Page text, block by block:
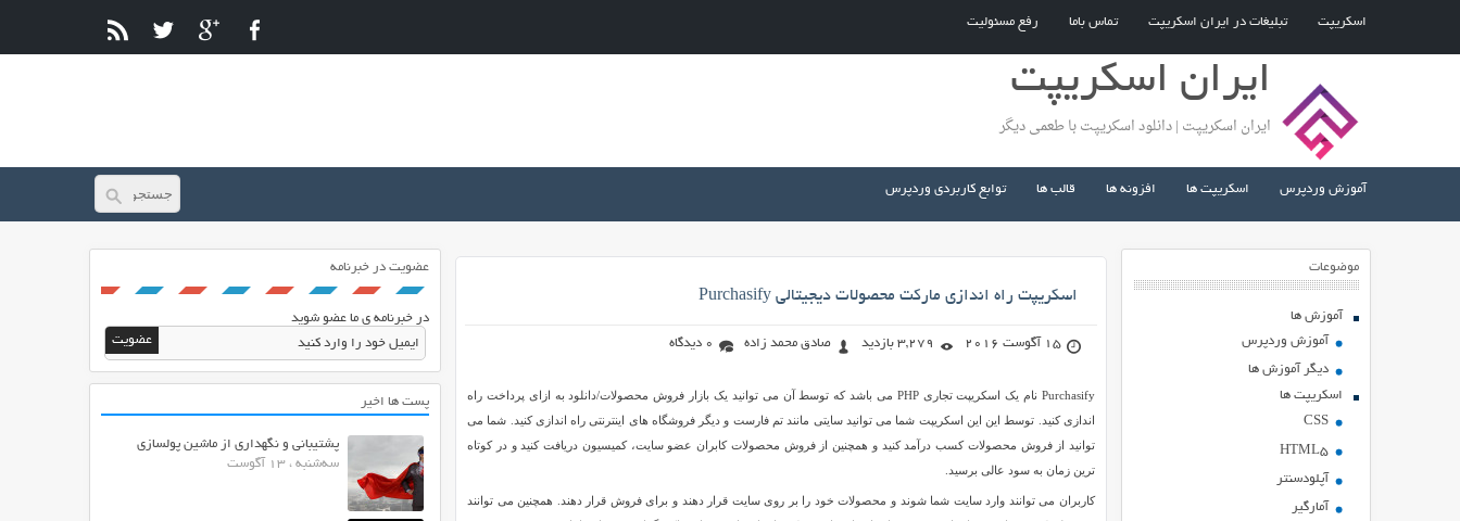
اسکریپت تبلیغات در ایران اسکریپت تماس باما رفع مسئولیت
ایران اسکریپت
ایران اسکریپت | دانلود اسکریپت با طعمی دیگر
آموزش وردپرس اسکریپت ها افزونه ها قالب ها توابع کاربردی وردپرس
موضوعات
آموزش ها
آموزش وردپرس
دیگر آموزش ها
اسکریپت ها
CSS
HTML5
آپلودسنتر
آمارگیر
اسکریپت راه اندازی مارکت محصولات دیجیتالی Purchasify
15 آگوست 2016 3,279 بازدید صادق محمد زاده 0 دیدگاه
Purchasify نام یک اسکریپت تجاری PHP می باشد که توسط آن می توانید یک بازار فروش محصولات/دانلود به ازای پرداخت راه
اندازی کنید. توسط این این اسکریپت شما می توانید سایتی مانند تم فارست و دیگر فروشگاه های اینترنتی راه اندازی کنید. شما می
توانید از فروش محصولات کسب درآمد کنید و همچنین از فروش محصولات کابران عضو سایت، کمیسیون دریافت کنید و در کوتاه
ترین زمان به سود عالی برسید.
کاربران می توانند وارد سایت شما شوند و محصولات خود را بر روی سایت قرار دهند و برای فروش قرار دهند. همچنین می توانند
عضویت در خبرنامه
در خبرنامه ی ما عضو شوید
پست ها اخیر
پشتیبانی و نگهداری از ماشین پولسازی
سه‌شنبه ، 13 آگوست